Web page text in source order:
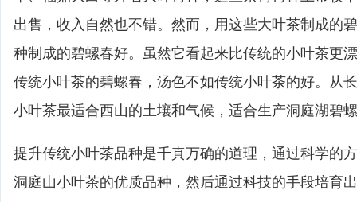
出售，收入自然也不错。然而，用这些大叶茶制成的
种制成的碧螺春好。虽然它看起来比传统的小叶茶更
传统小叶茶的碧螺春，汤色不如传统小叶茶的好。从
小叶茶最适合西山的土壤和气候，适合生产洞庭湖碧
提升传统小叶茶品种是千真万确的道理，通过科学的
洞庭山小叶茶的优质品种，然后通过科技的手段培育